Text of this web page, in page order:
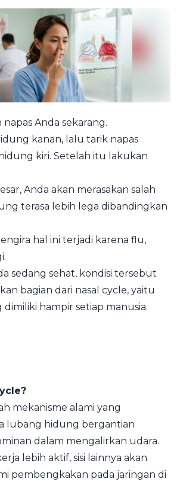
Anda sekarang.
kanan, lalu tarik napas
kiri. Setelah itu lakukan
Anda akan merasakan salah
terasa lebih lega dibandingkan
hal ini terjadi karena flu,
sedang sehat, kondisi tersebut
bagian dari nasal cycle, yaitu
dimiliki hampir setiap manusia.
mekanisme alami yang
lubang hidung bergantian
dalam mengalirkan udara.
lebih aktif, sisi lainnya akan
pembengkakan pada jaringan di